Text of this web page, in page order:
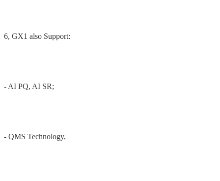
6, GX1 also Support:
- AI PQ, AI SR;
- QMS Technology,